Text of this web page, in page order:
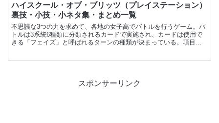
ハイスクール・オブ・ブリッツ（プレイステーション）
裏技・小技・小ネタ集・まとめ一覧
不思議な3つの力を求めて、各地の女子高でバトルを行うゲーム。バ
トルは3系統6種類に分類されるカードで実施され、カードは使用で
きる「フェイズ」と呼ばれるターンの種類が決まっている。項目内
スポンサーリンク